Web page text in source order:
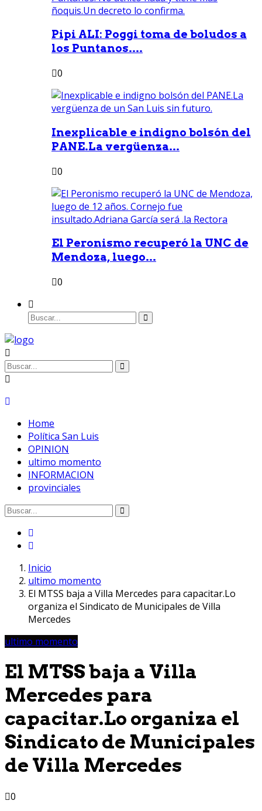
Pipi ALI: Poggi toma de boludos a
los Puntanos....
0
Inexplicable e indigno bolsón del
PANE.La vergüenza...
0
El Peronismo recuperó la UNC de
Mendoza, luego...
0
Home
Política San Luis
OPINION
ultimo momento
INFORMACION
provinciales
Inicio
ultimo momento
El MTSS baja a Villa Mercedes para capacitar.Lo
organiza el Sindicato de Municipales de Villa
Mercedes
ultimo momento
El MTSS baja a Villa
Mercedes para
capacitar.Lo organiza el
Sindicato de Municipales
de Villa Mercedes
0